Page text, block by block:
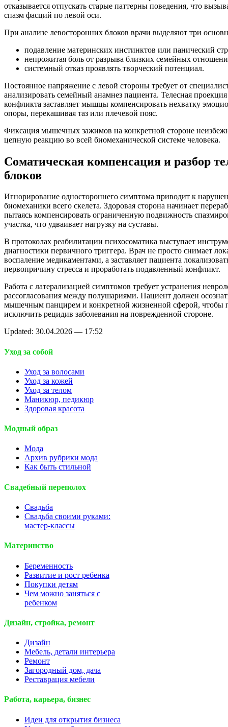
отказывается отпускать старые паттерны поведения, что
спазм фасций по левой оси.
При анализе левосторонних блоков врачи выделяют три
подавление материнских инстинктов или панический
непрожитая боль от разрыва близких семейных
системный отказ проявлять творческий потенциал.
Постоянное напряжение с левой стороны требует от
анализировать семейный анамнез пациента. Телесная
конфликта заставляет мышцы компенсировать нехватку
опоры, перекашивая таз или плечевой пояс.
Фиксация мышечных зажимов на конкретной стороне
цепную реакцию во всей биомеханической системе человека.
Соматическая компенсация и разбор
блоков
Игнорирование одностороннего симптома приводит к
биомеханики всего скелета. Здоровая сторона начинает
пытаясь компенсировать ограниченную подвижность
участка, что удваивает нагрузку на суставы.
В протоколах реабилитации психосоматика выступает
диагностики первичного триггера. Врач не просто снимает
воспаление медикаментами, а заставляет пациента
первопричину стресса и проработать подавленный конфликт.
Работа с латерализацией симптомов требует устранения
рассогласования между полушариями. Пациент должен
мышечным панцирем и конкретной жизненной сферой, чтобы
исключить рецидив заболевания на поврежденной стороне.
Updated: 30.04.2026 — 17:52
Уход за собой
Уход за волосами
Уход за кожей
Уход за телом
Маникюр, педикюр
Здоровая красота
Модный образ
Мода
Архив рубрики мода
Как быть стильной
Свадебный переполох
Свадьба
Свадьба своими руками:
мастер-классы
Материнство
Беременность
Развитие и рост ребенка
Покупки детям
Чем можно заняться с
ребенком
Дизайн, стройка, ремонт
Дизайн
Мебель, детали интерьера
Ремонт
Загородный дом, дача
Реставрация мебели
Работа, карьера, бизнес
Идеи для открытия бизнеса